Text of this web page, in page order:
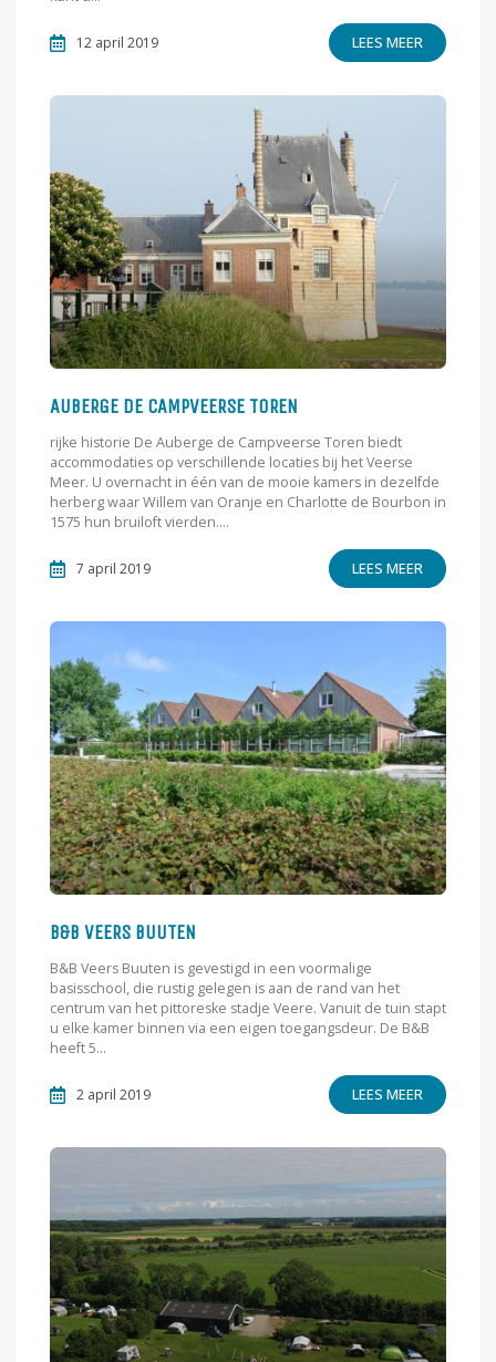
12 april 2019 LEES MEER
AUBERGE DE CAMPVEERSE TOREN
rijke historie De Auberge de Campveerse Toren biedt
accommodaties op verschillende locaties bij het Veerse
Meer. U overnacht in één van de mooie kamers in dezelfde
herberg waar Willem van Oranje en Charlotte de Bourbon in
1575 hun bruiloft vierden....
7 april 2019 LEES MEER
B&B VEERS BUUTEN
B&B Veers Buuten is gevestigd in een voormalige
basisschool, die rustig gelegen is aan de rand van het
centrum van het pittoreske stadje Veere. Vanuit de tuin stapt
u elke kamer binnen via een eigen toegangsdeur. De B&B
heeft 5...
2 april 2019 LEES MEER